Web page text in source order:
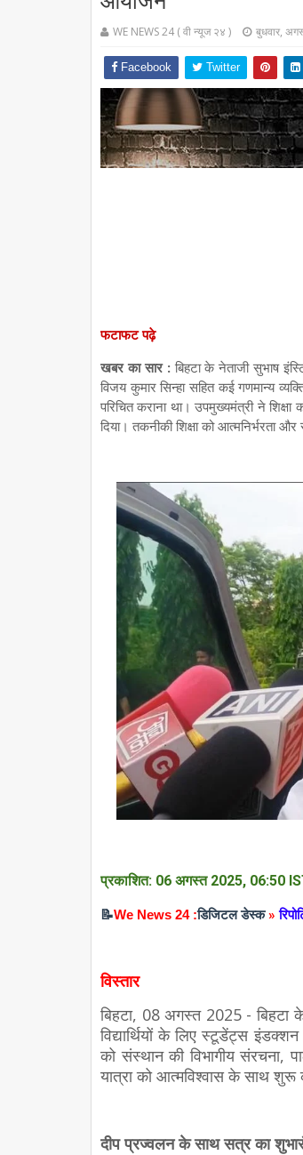
WE NEWS 24 ( वी न्यूज २४ ) बुधवार,
Facebook Twitter
फटाफट पढ़े
खबर का सार :बिहटा के नेताजी सुभाष
विजय कुमार सिन्हा सहित कई गणमान्य
परिचित कराना था। उपमुख्यमंत्री ने
दिया। तकनीकी शिक्षा को आत्मनिर्भरता
प्रकाशित: 06 अगस्त 2025, 06:50
📝We News 24 :डिजिटल डेस्क »
विस्तार
बिहटा, 08 अगस्त 2025 - बिहटा
विद्यार्थियों के लिए स्टूडेंट्स
को संस्थान की विभागीय संरचना,
यात्रा को आत्मविश्वास के साथ
दीप प्रज्वलन के साथ सत्र का